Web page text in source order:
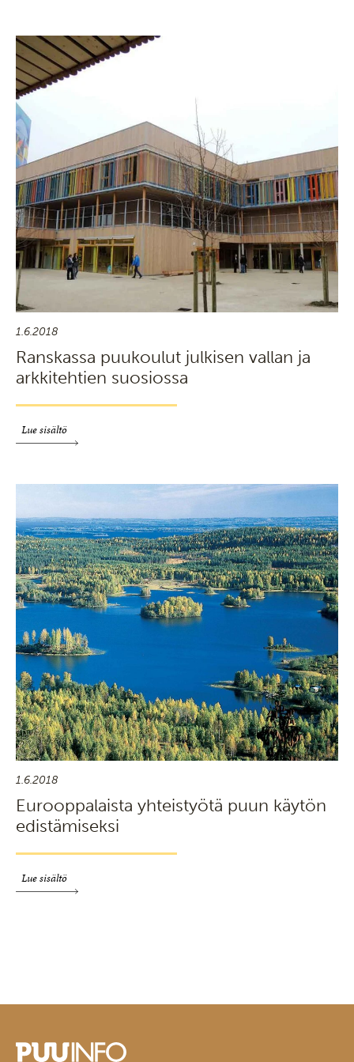
1.6.2018
Ranskassa puukoulut julkisen vallan ja
arkkitehtien suosiossa
Lue sisältö
1.6.2018
Eurooppalaista yhteistyötä puun käytön
edistämiseksi
Lue sisältö